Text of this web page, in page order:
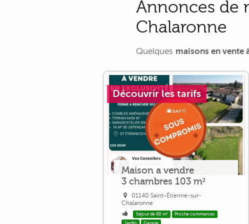
Annonces de
Chalaronne
Quelques maisons en vente
Découvrir les tarifs
Maison a vendre
3 chambres 103 m²
01140 Saint-Étienne-sur-
Chalaronne
Séjour de 60 m²
Proche commerces